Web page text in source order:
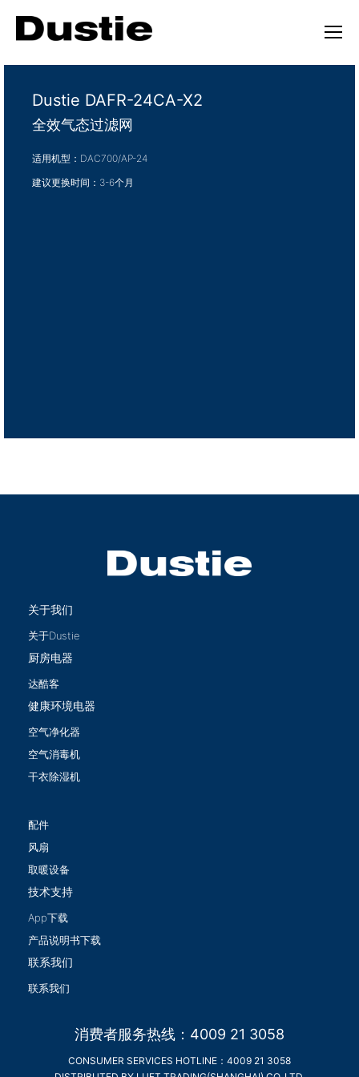
Dustie DAFR-24CA-X2
全效气态过滤网
适用机型：DAC700/AP-24
建议更换时间：3-6个月
关于我们
关于Dustie
厨房电器
达酷客
健康环境电器
空气净化器
空气消毒机
干衣除湿机
配件
风扇
取暖设备
技术支持
App下载
产品说明书下载
联系我们
联系我们
消费者服务热线：4009 21 3058
CONSUMER SERVICES HOTLINE：4009 21 3058